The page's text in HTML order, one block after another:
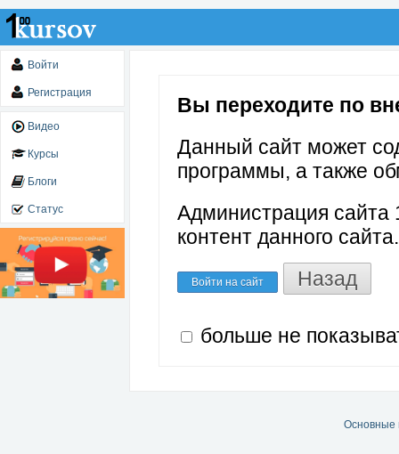
Войти
Регистрация
Видео
Курсы
Блоги
Статус
Вы переходите по
Данный сайт может
программы, а также
Администрация сайта
контент данного сайта.
Войти на сайт Назад
больше не
Основные